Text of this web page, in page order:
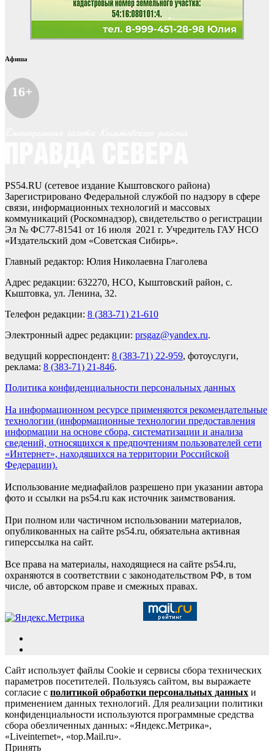
Афиша
16+
PS54.RU (сетевое издание Кыштовского района)
Зарегистрировано Федеральной службой по надзору в сфере
связи, информационных технологий и массовых
коммуникаций (Роскомнадзор), свидетельство о регистрации
Эл № ФС77-81541 от 16 июля 2021 г. Учредитель ГАУ НСО
«Издательский дом «Советская Сибирь».
Главный редактор: Юлия Николаевна Глаголева
Адрес редакции: 632270, НСО, Кыштовский район, с.
Кыштовка, ул. Ленина, 32.
Телефон редакции: 8 (383-71) 21-610
Электронный адрес редакции: prsgaz@yandex.ru.
ведущий корреспондент: 8 (383-71) 22-959, фотоуслуги,
реклама: 8 (383-71) 21-846.
Политика конфиденциальности персональных данных
На информационном ресурсе применяются рекомендательные
технологии (информационные технологии предоставления
информации на основе сбора, систематизации и анализа
сведений, относящихся к предпочтениям пользователей сети
«Интернет», находящихся на территории Российской
Федерации).
Использование медиафайлов разрешено при указании автора
фото и ссылки на ps54.ru как источник заимствования.
При полном или частичном использовании материалов,
опубликованных на сайте ps54.ru, обязательна активная
гиперссылка на сайт.
Все права на материалы, находящиеся на сайте ps54.ru,
охраняются в соответствии с законодательством РФ, в том
числе, об авторском праве и смежных правах.
Сайт использует файлы Cookie и сервисы сбора технических
параметров посетителей. Пользуясь сайтом, вы выражаете
согласие с политикой обработки персональных данных и
применением данных технологий. Для реализации политики
конфиденциальности используются программные средства
сбора обезличенных данных: «Яндекс.Метрика»,
«Liveinternet», «top.Mail.ru».
Принять